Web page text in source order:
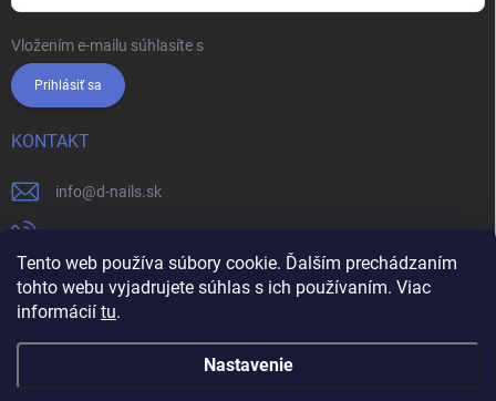
Tento web používa súbory cookie. Ďalším prechádzaním
tohto webu vyjadrujete súhlas s ich používaním. Viac
informácií tu.
Nastavenie
Vložením e-mailu súhlasíte s
Prihlásiť sa
KONTAKT
info@d-nails.sk
https://www.facebook.com/dnails.sk/
dnails.sk/